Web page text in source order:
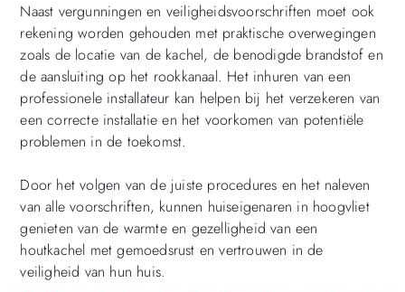
Naast vergunningen en veiligheidsvoorschriften moet ook
rekening worden gehouden met praktische overwegingen
zoals de locatie van de kachel, de benodigde brandstof en
de aansluiting op het rookkanaal. Het inhuren van een
professionele installateur kan helpen bij het verzekeren van
een correcte installatie en het voorkomen van potentiële
problemen in de toekomst.
Door het volgen van de juiste procedures en het naleven
van alle voorschriften, kunnen huiseigenaren in hoogvliet
genieten van de warmte en gezelligheid van een
houtkachel met gemoedsrust en vertrouwen in de
veiligheid van hun huis.